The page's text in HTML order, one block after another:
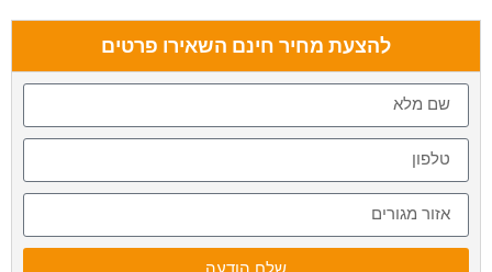
להצעת מחיר חינם השאירו פרטים